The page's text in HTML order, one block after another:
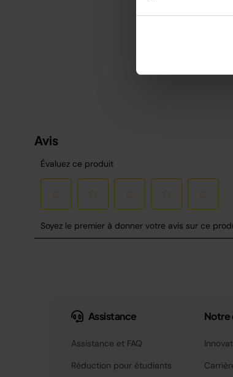
Assistance
Assistance et FAQ
Réduction pour étudiants
Notre